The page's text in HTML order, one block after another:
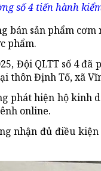
số 4 tiến hành
bán sản phẩm
phẩm.
Đội QLTT số 4
thôn Định Tố, xã
hiện hộ kinh
online.
nhận đủ điều